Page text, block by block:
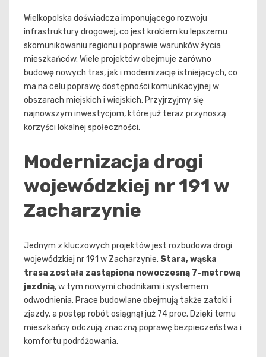
Wielkopolska doświadcza imponującego rozwoju
infrastruktury drogowej, co jest krokiem ku lepszemu
skomunikowaniu regionu i poprawie warunków życia
mieszkańców. Wiele projektów obejmuje zarówno
budowę nowych tras, jak i modernizację istniejących, co
ma na celu poprawę dostępności komunikacyjnej w
obszarach miejskich i wiejskich. Przyjrzyjmy się
najnowszym inwestycjom, które już teraz przynoszą
korzyści lokalnej społeczności.
Modernizacja drogi
wojewódzkiej nr 191 w
Zacharzynie
Jednym z kluczowych projektów jest rozbudowa drogi
wojewódzkiej nr 191 w Zacharzynie. Stara, wąska
trasa została zastąpiona nowoczesną 7-metrową
jezdnią, w tym nowymi chodnikami i systemem
odwodnienia. Prace budowlane obejmują także zatoki i
zjazdy, a postęp robót osiągnął już 74 proc. Dzięki temu
mieszkańcy odczują znaczną poprawę bezpieczeństwa i
komfortu podróżowania.